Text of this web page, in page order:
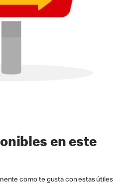
en este
como te gusta con estas útiles